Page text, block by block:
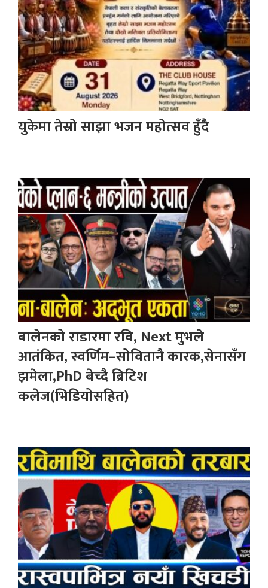
युकेमा तेस्रो साझा भजन महोत्सव हुँदै
बालेनको राडारमा रवि, Next मुभले
आतंकित, स्वर्णिम–सोवितानै कारक,सेनासँग
झमेला,PhD बेच्दै ब्रिटिश
कलेज(भिडियोसहित)